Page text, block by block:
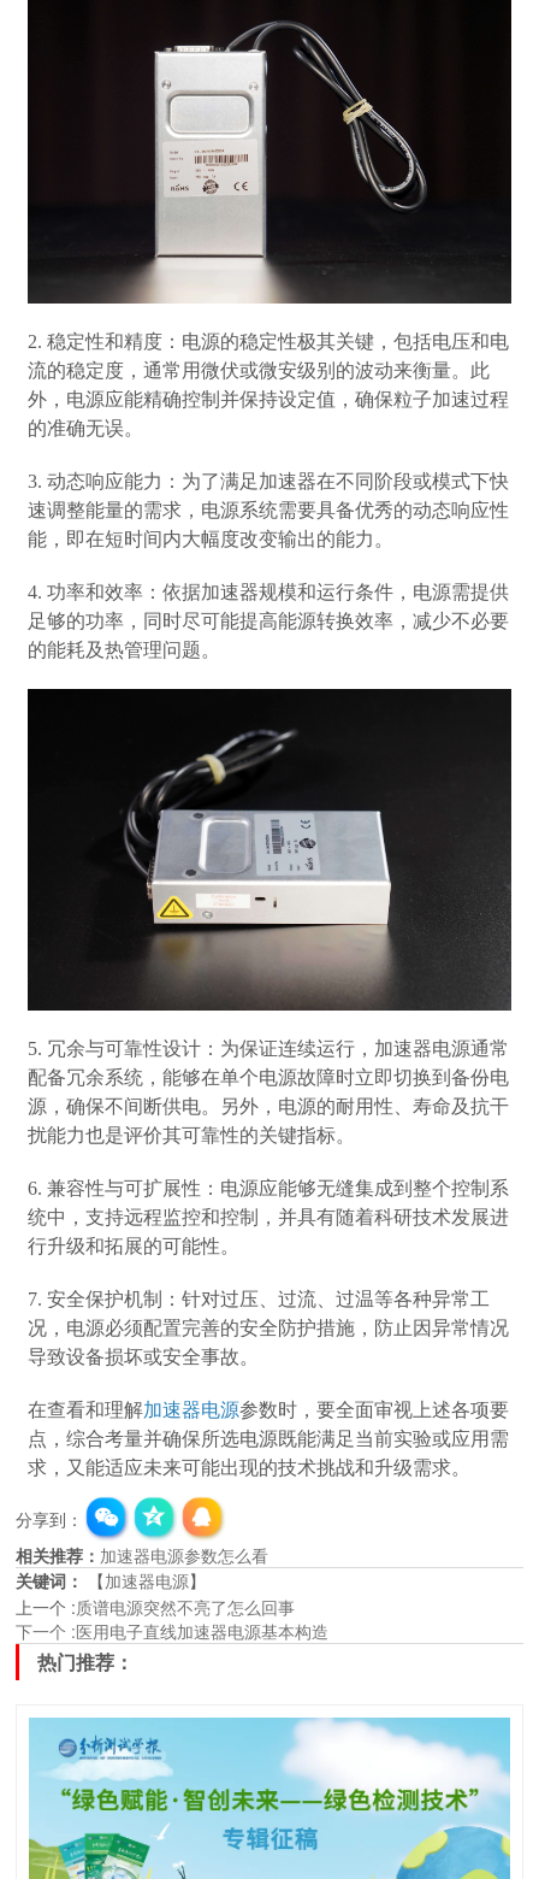
2. 稳定性和精度：电源的稳定性极其关键，包括电压和电
流的稳定度，通常用微伏或微安级别的波动来衡量。此
外，电源应能精确控制并保持设定值，确保粒子加速过程
的准确无误。
3. 动态响应能力：为了满足加速器在不同阶段或模式下快
速调整能量的需求，电源系统需要具备优秀的动态响应性
能，即在短时间内大幅度改变输出的能力。
4. 功率和效率：依据加速器规模和运行条件，电源需提供
足够的功率，同时尽可能提高能源转换效率，减少不必要
的能耗及热管理问题。
5. 冗余与可靠性设计：为保证连续运行，加速器电源通常
配备冗余系统，能够在单个电源故障时立即切换到备份电
源，确保不间断供电。另外，电源的耐用性、寿命及抗干
扰能力也是评价其可靠性的关键指标。
6. 兼容性与可扩展性：电源应能够无缝集成到整个控制系
统中，支持远程监控和控制，并具有随着科研技术发展进
行升级和拓展的可能性。
7. 安全保护机制：针对过压、过流、过温等各种异常工
况，电源必须配置完善的安全防护措施，防止因异常情况
导致设备损坏或安全事故。
在查看和理解加速器电源参数时，要全面审视上述各项要
点，综合考量并确保所选电源既能满足当前实验或应用需
求，又能适应未来可能出现的技术挑战和升级需求。
分享到：
相关推荐： 加速器电源参数怎么看
关键词：
【加速器电源】
上一个 :质谱电源突然不亮了怎么回事
下一个 :医用电子直线加速器电源基本构造
热门推荐：